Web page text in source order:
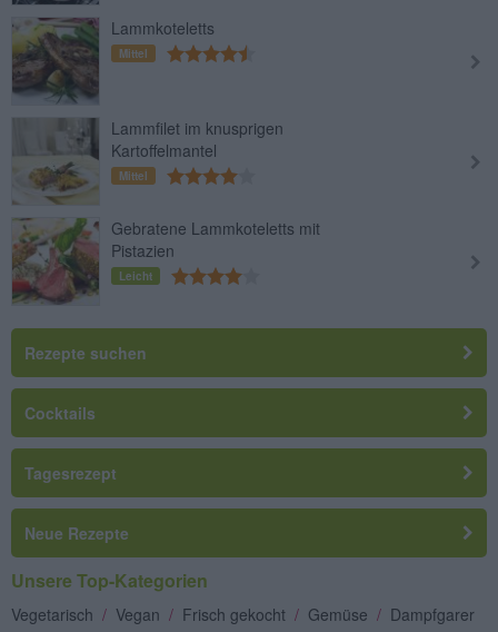
Lammkoteletts
Mittel
Lammfilet im knusprigen
Kartoffelmantel
Mittel
Gebratene Lammkoteletts mit
Pistazien
Leicht
Rezepte suchen
Cocktails
Tagesrezept
Neue Rezepte
Unsere Top-Kategorien
Vegetarisch / Vegan / Frisch gekocht / Gemüse / Dampfgarer